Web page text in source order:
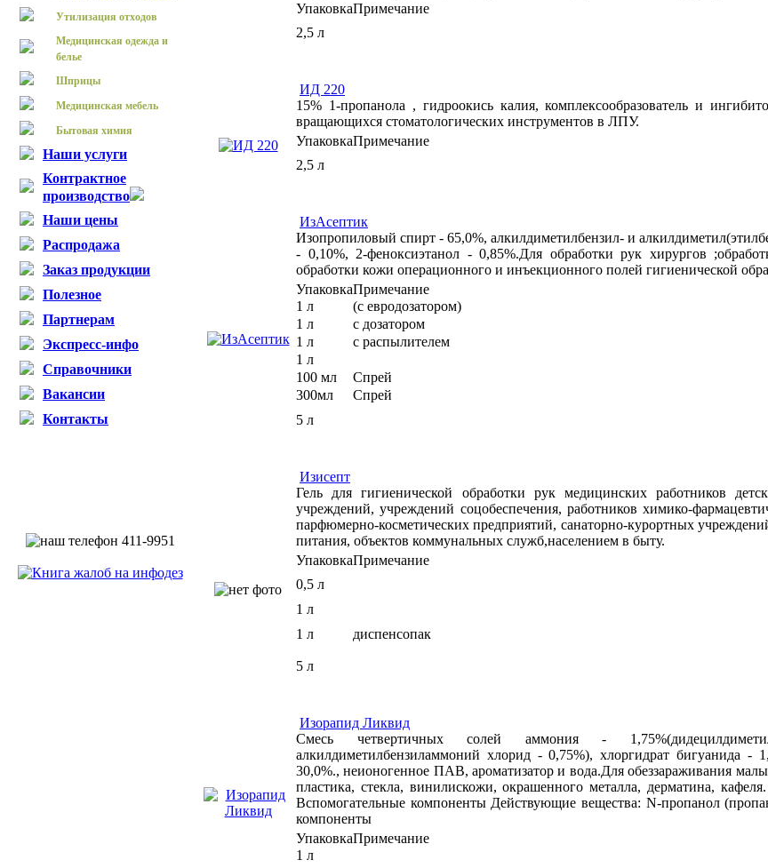
Утилизация отходов
Медицинская одежда и
белье
Шприцы
Медицинская мебель
Бытовая химия
Наши услуги
Контрактное
производство
Наши цены
Распродажа
Заказ продукции
Полезное
Партнерам
Экспресс-инфо
Справочники
Вакансии
Контакты
УпаковкаПримечание
2,5 л
ИД 220
15% 1-пропанола , гидроокись калия, комплексообразователь и
вращающихся стоматологических инструментов в ЛПУ.
УпаковкаПримечание
2,5 л
ИзАсептик
Изопропиловый спирт - 65,0%, алкилдиметилбензил- и
- 0,10%, 2-феноксиэтанол - 0,85%.Для обработки рук хирургов
обработки кожи операционного и инъекционного полей гигиенической
УпаковкаПримечание
1 л
(с евродозатором)
1 л
с дозатором
1 л
с распылителем
1 л
100 мл
Спрей
300мл
Спрей
5 л
Изисепт
Гель для гигиенической обработки рук медицинских работников
учреждений, учреждений соцобеспечения, работников химико-
парфюмерно-косметических предприятий, санаторно-курортных
питания, объектов коммунальных служб,населением в быту.
УпаковкаПримечание
0,5 л
1 л
1 л
диспенсопак
5 л
Изорапид Ликвид
Cмесь четвертичных солей аммония -
алкилдиметилбензиламмоний хлорид - 0,75%), хлоргидрат бигуанида -
30,0%., неионогенное ПАВ, ароматизатор и вода.Для обеззараживания
пластика, стекла, винилискожи, окрашенного металла, дерматина,
Вспомогательные компоненты Действующие вещества: N-пропанол
компоненты
УпаковкаПримечание
1 л